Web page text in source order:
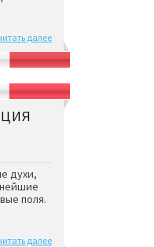
далее
духи,
поля.
далее